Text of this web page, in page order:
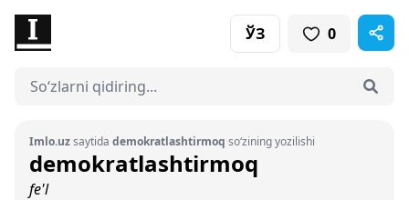
ЎЗ 0
Imlo.uzsaytida demokratlashtirmoq so‘zining yozilishi
demokratlashtirmoq
fe'l